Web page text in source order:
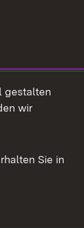
gestalten
wir
Sie in